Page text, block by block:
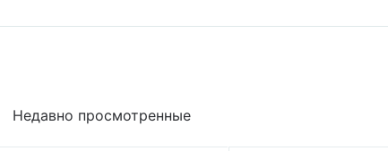
Недавно просмотренные